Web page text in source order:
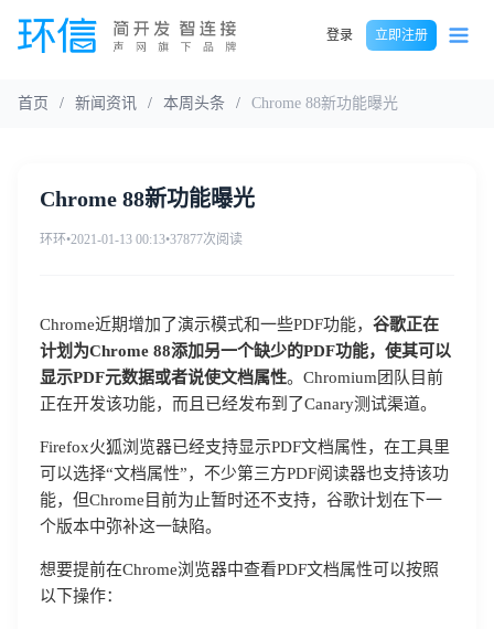
登录 立即注册
首页 / 新闻资讯 / 本周头条 / Chrome 88新功能曝光
Chrome 88新功能曝光
环环•2021-01-13 00:13•37877次阅读
Chrome近期增加了演示模式和一些PDF功能， 谷歌正在
计划为Chrome 88添加另一个缺少的PDF功能，使其可以
显示PDF元数据或者说使文档属性。Chromium团队目前
正在开发该功能，而且已经发布到了Canary测试渠道。
Firefox火狐浏览器已经支持显示PDF文档属性，在工具里
可以选择“文档属性”，不少第三方PDF阅读器也支持该功
能，但Chrome目前为止暂时还不支持，谷歌计划在下一
个版本中弥补这一缺陷。
想要提前在Chrome浏览器中查看PDF文档属性可以按照
以下操作：